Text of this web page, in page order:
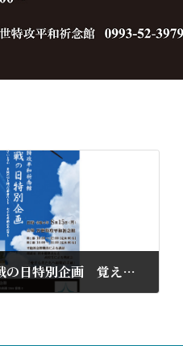
講話・朗読会「終戦の日特別企画 覚えていますか 至純の心を持った若者たちを 七十七年前のあの日を」